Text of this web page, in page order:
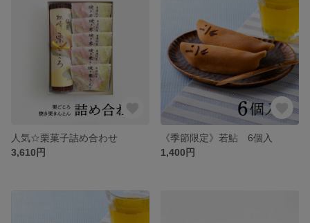
人気☆栗菓子詰め合わせ
3,610円
《季節限定》若鮎 6個入
1,400円